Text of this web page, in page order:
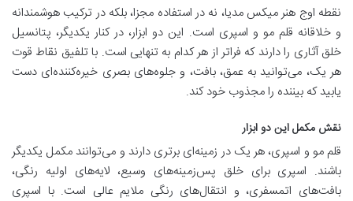
نقطه اوج هنر میکس مدیا، نه در استفاده مجزا، بلکه در ترکیب هوشمندانه
و خلاقانه قلم مو و اسپری است. این دو ابزار، در کنار یکدیگر، پتانسیل
خلق آثاری را دارند که فراتر از هر کدام به تنهایی است. با تلفیق نقاط قوت
هر یک، می‌توانید به عمق، بافت، و جلوه‌های بصری خیره‌کننده‌ای دست
یابید که بیننده را مجذوب خود کند.
نقش مکمل این دو ابزار
قلم مو و اسپری، هر یک در زمینه‌ای برتری دارند و می‌توانند مکمل یکدیگر
باشند. اسپری برای خلق پس‌زمینه‌های وسیع، لایه‌های اولیه رنگی،
بافت‌های اتمسفری، و انتقال‌های رنگی ملایم عالی است. با اسپری